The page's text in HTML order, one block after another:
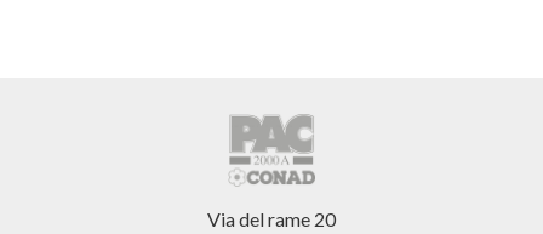
Via del rame 20